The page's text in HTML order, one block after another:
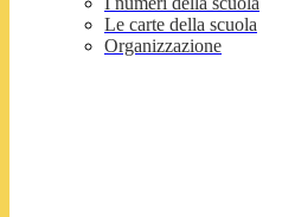
Le carte della scuola
Organizzazione